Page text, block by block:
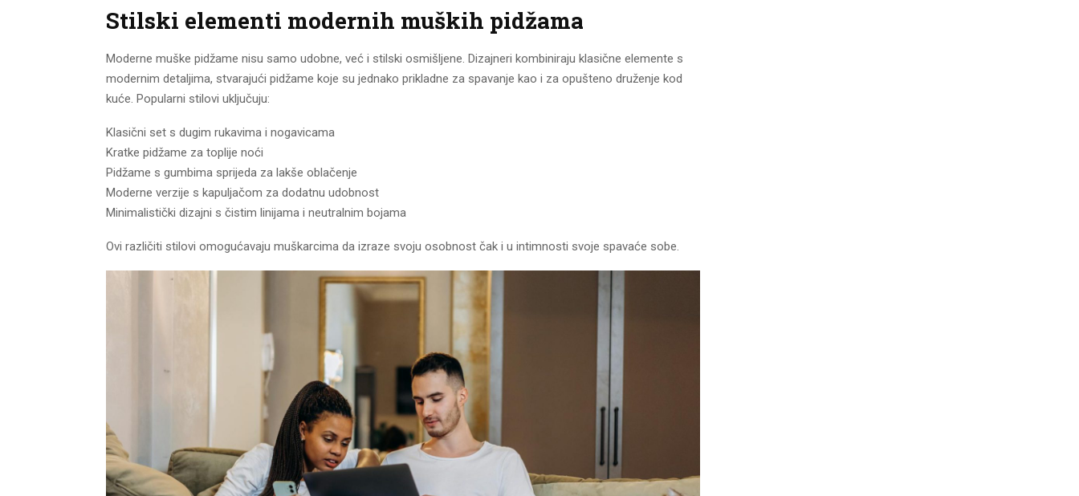
Stilski elementi modernih muških pidžama
Moderne muške pidžame nisu samo udobne, već i stilski osmišljene. Dizajneri kombiniraju klasične elemente s
modernim detaljima, stvarajući pidžame koje su jednako prikladne za spavanje kao i za opušteno druženje kod
kuće. Popularni stilovi uključuju:
Klasični set s dugim rukavima i nogavicama
Kratke pidžame za toplije noći
Pidžame s gumbima sprijeda za lakše oblačenje
Moderne verzije s kapuljačom za dodatnu udobnost
Minimalistički dizajni s čistim linijama i neutralnim bojama
Ovi različiti stilovi omogućavaju muškarcima da izraze svoju osobnost čak i u intimnosti svoje spavaće sobe.